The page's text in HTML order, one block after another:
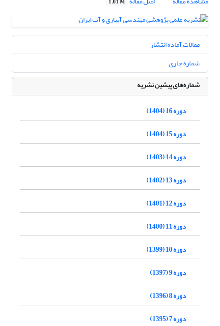
1.01 M
مقالات آماده انتشار
شماره جاری
شماره‌های پیشین نشریه
دوره 16 (1404)
دوره 15 (1404)
دوره 14 (1403)
دوره 13 (1402)
دوره 12 (1401)
دوره 11 (1400)
دوره 10 (1399)
دوره 9 (1397)
دوره 8 (1396)
دوره 7 (1395)